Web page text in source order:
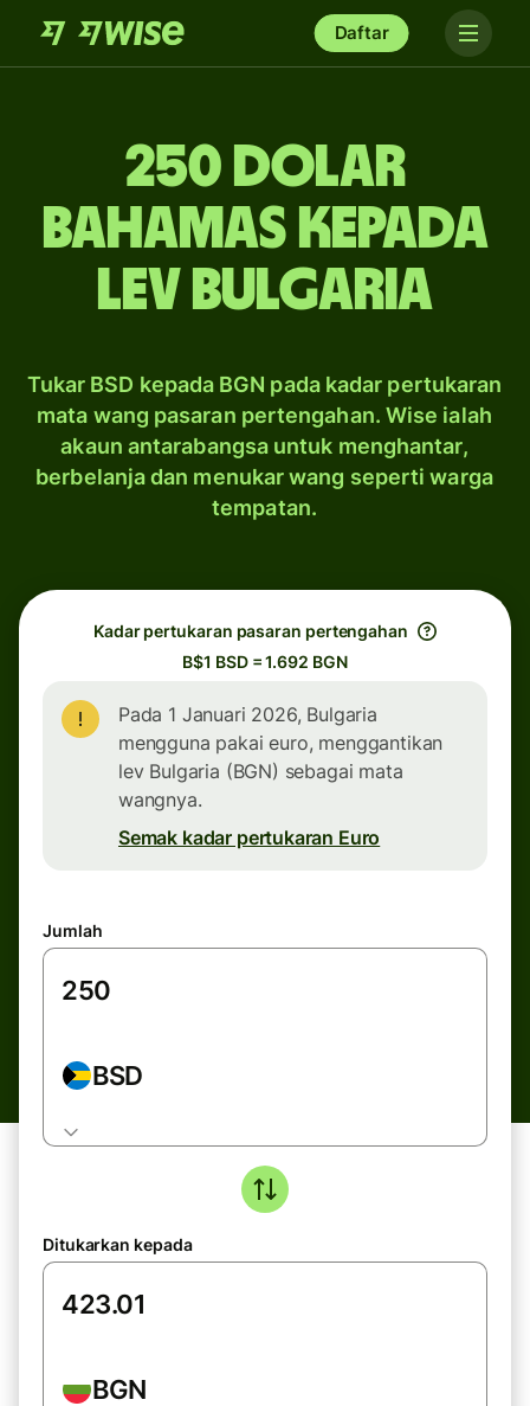
Daftar
250 dolar
Bahamas kepada
lev Bulgaria
Tukar BSD kepada BGN pada kadar pertukaran
mata wang pasaran pertengahan. Wise ialah
akaun antarabangsa untuk menghantar,
berbelanja dan menukar wang seperti warga
tempatan.
Kadar pertukaran pasaran pertengahan
B$1 BSD = 1.692 BGN
Pada 1 Januari 2026, Bulgaria
mengguna pakai euro, menggantikan
lev Bulgaria (BGN) sebagai mata
wangnya.
Semak kadar pertukaran Euro
Jumlah
BSD
Ditukarkan kepada
BGN